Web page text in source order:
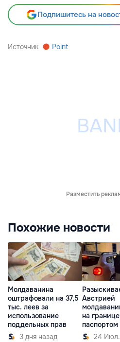
Подпишитесь на
Источник Point
Разместить
Похожие новости
Молдаванина
оштрафовали на 37,5
тыс. леев за
использование
поддельных прав
3 дня назад
Австрией
на
паспортом
24